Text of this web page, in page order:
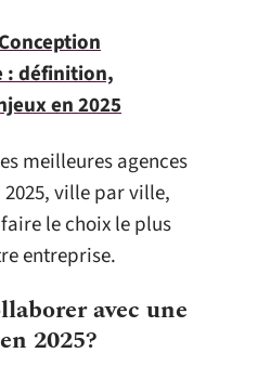
: définition,
en 2025
meilleures agences
ville par ville,
le choix le plus
entreprise.
avec une
2025?